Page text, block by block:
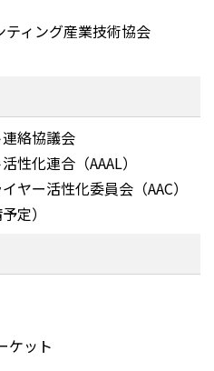
ィング産業技術協会
絡協議会
性化連合（AAAL）
ヤー活性化委員会（AAC）
定）
ケット